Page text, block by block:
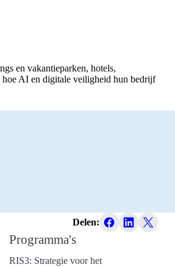
en vakantieparken, hotels,
hoe AI en digitale veiligheid hun bedrijf
Delen:
Programma's
RIS3: Strategie voor het